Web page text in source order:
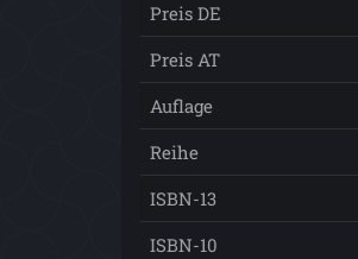
Preis DE
Preis AT
Auflage
Reihe
ISBN-13
ISBN-10